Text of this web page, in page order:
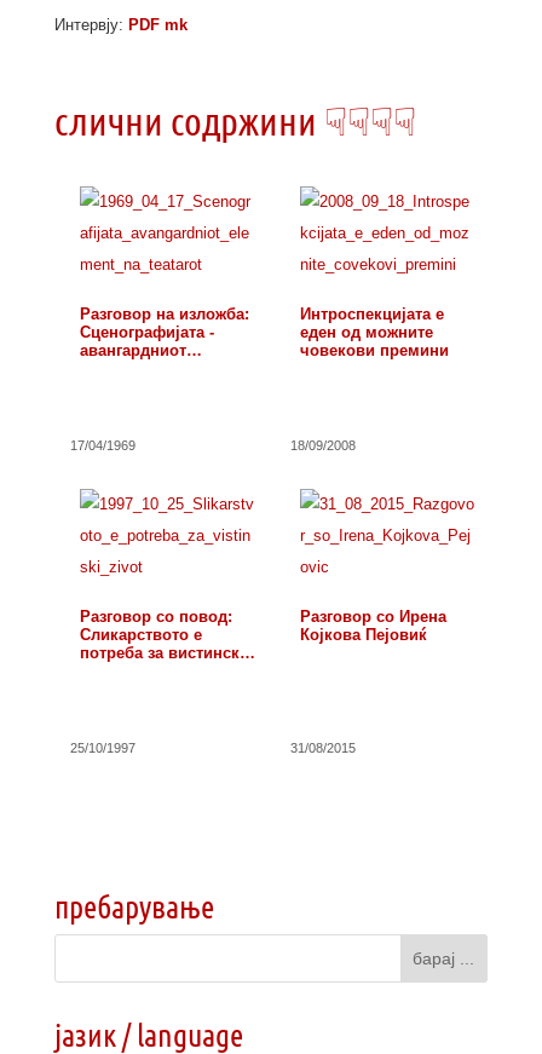
Интервју: PDF mk
слични содржини ☟☟☟☟
Разговор на изложба:
Сценографијата -
авангардниот…
17/04/1969
Интроспекцијата е
еден од можните
човекови премини
18/09/2008
Разговор со повод:
Сликарството е
потреба за вистински
25/10/1997
Разговор со Ирена
Којкова Пејовиќ
31/08/2015
пребарување
јазик / language